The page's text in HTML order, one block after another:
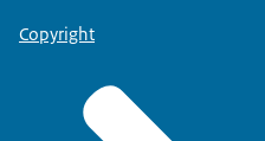
Copyright